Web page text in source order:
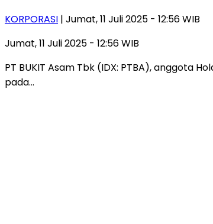
KORPORASI | Jumat, 11 Juli 2025 - 12:56 WIB
Jumat, 11 Juli 2025 - 12:56 WIB
PT BUKIT Asam Tbk (IDX: PTBA), anggota
pada…